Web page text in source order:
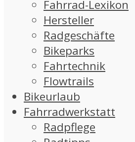
Fahrrad-Lexikon
Hersteller
Radgeschäfte
Bikeparks
Fahrtechnik
Flowtrails
Bikeurlaub
Fahrradwerkstatt
Radpflege